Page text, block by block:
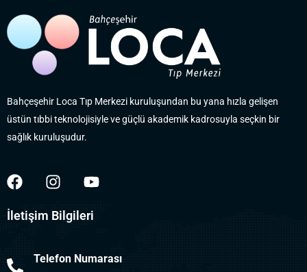
Bahçeşehir Loca Tıp Merkezi kuruluşundan bu yana hızla gelişen
üstün tıbbi teknolojisiyle ve güçlü akademik kadrosuyla seçkin bir
sağlık kuruluşudur.
İletişim Bilgileri
Telefon Numarası